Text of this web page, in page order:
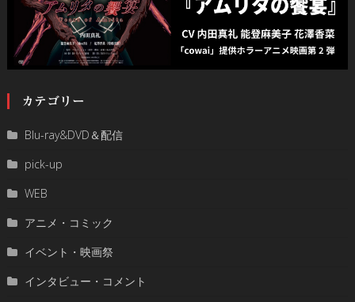
カテゴリー
Blu-ray&DVD＆配信
pick-up
WEB
アニメ・コミック
イベント・映画祭
インタビュー・コメント